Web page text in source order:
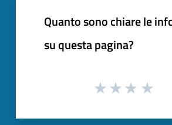
Quanto sono chiare le
su questa pagina?